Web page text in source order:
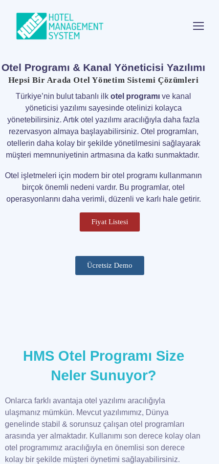
Otel Programı & Kanal Yöneticisi Yazılımı
Hepsi Bir Arada Otel Yönetim Sistemi Çözümleri
Türkiye’nin bulut tabanlı ilkotel programı ve kanal
yöneticisi yazılımı sayesinde otelinizi kolayca
yönetebilirsiniz. Artık otel yazılımı aracılığıyla daha fazla
rezervasyon almaya başlayabilirsiniz. Otel programları,
otellerin daha kolay bir şekilde yönetilmesini sağlayarak
müşteri memnuniyetinin artmasına da katkı sunmaktadır.
Otel işletmeleri için modern bir otel programı kullanmanın
birçok önemli nedeni vardır. Bu programlar, otel
operasyonlarını daha verimli, düzenli ve karlı hale getirir.
Fiyat Listesi
Ücretsiz Demo
HMS Otel Programı Size
Neler Sunuyor?
Onlarca farklı avantaja otel yazılımı aracılığıyla
ulaşmanız mümkün. Mevcut yazılımımız, Dünya
genelinde stabil & sorunsuz çalışan otel programları
arasında yer almaktadır. Kullanımı son derece kolay olan
otel programımız aracılığıyla en önemlisi son derece
kolay bir şekilde müşteri öynetimi sağlayabilirsiniz.